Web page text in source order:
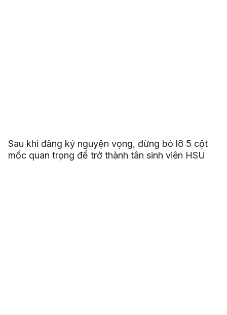
Sau khi đăng ký nguyện vọng, đừng bỏ lỡ 5 cột
mốc quan trọng để trở thành tân sinh viên HSU